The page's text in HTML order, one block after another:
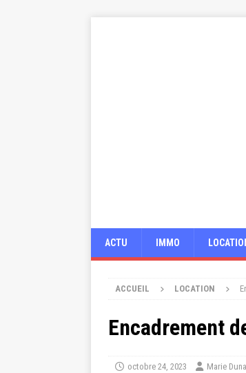
ACTU IMMO
ACCUEIL LOCATION
Encadrement
octobre 24, 2023 Marie